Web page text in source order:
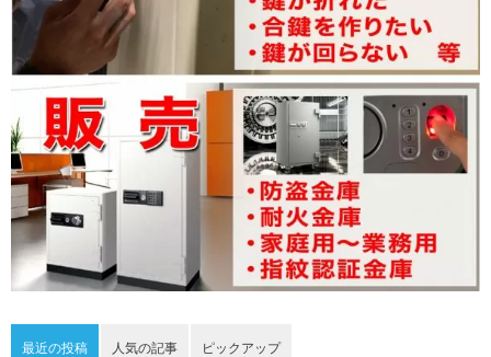
最近の投稿 人気の記事 ピックアップ